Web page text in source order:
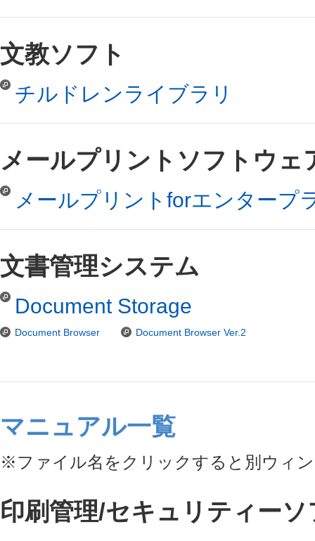
文教ソフト
チルドレンライブラリ
メールプリントソフトウェ
メールプリントforエンタープ
文書管理システム
Document Storage
Document Browser Document Browser Ver.2
マニュアル一覧
※ファイル名をクリックすると別ウィ
印刷管理/セキュリティーソ